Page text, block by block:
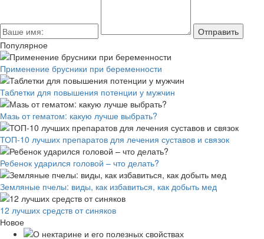
Популярное
Применение брусники при беременности
Таблетки для повышения потенции у мужчин
Мазь от гематом: какую лучше выбрать?
ТОП-10 лучших препаратов для лечения суставов и связок
Ребенок ударился головой – что делать?
Земляные пчелы: виды, как избавиться, как добыть мед
12 лучших средств от синяков
Новое